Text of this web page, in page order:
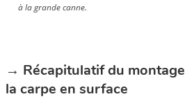
à la grande canne.
→ Récapitulatif du
la carpe en surface